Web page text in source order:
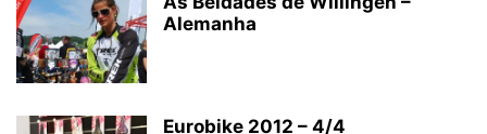
Alemanha
Eurobike 2012 – 4/4